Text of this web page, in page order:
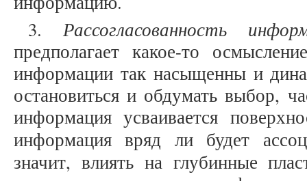
3. Рассогласованность
предполагает какое-то
информации так насыщенны и
остановиться и обдумать выбор,
информация усваивается
информация вряд ли будет
значит, влиять на глубинные